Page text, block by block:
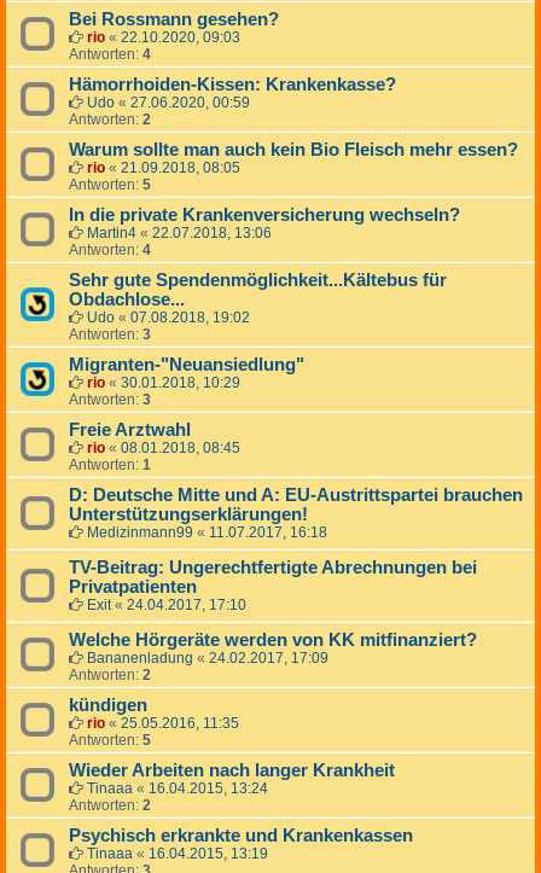
Bei Rossmann gesehen?
rio « 22.10.2020, 09:03
Antworten: 4
Hämorrhoiden-Kissen: Krankenkasse?
Udo « 27.06.2020, 00:59
Antworten: 2
Warum sollte man auch kein Bio Fleisch mehr essen?
rio « 21.09.2018, 08:05
Antworten: 5
In die private Krankenversicherung wechseln?
Martin4 « 22.07.2018, 13:06
Antworten: 4
Sehr gute Spendenmöglichkeit...Kältebus für
Obdachlose...
Udo « 07.08.2018, 19:02
Antworten: 3
Migranten-"Neuansiedlung"
rio « 30.01.2018, 10:29
Antworten: 3
Freie Arztwahl
rio « 08.01.2018, 08:45
Antworten: 1
D: Deutsche Mitte und A: EU-Austrittspartei brauchen
Unterstützungserklärungen!
Medizinmann99 « 11.07.2017, 16:18
TV-Beitrag: Ungerechtfertigte Abrechnungen bei
Privatpatienten
Exit« 24.04.2017, 17:10
Welche Hörgeräte werden von KK mitfinanziert?
Bananenladung « 24.02.2017, 17:09
Antworten: 2
kündigen
rio « 25.05.2016, 11:35
Antworten: 5
Wieder Arbeiten nach langer Krankheit
Tinaaa « 16.04.2015, 13:24
Antworten: 2
Psychisch erkrankte und Krankenkassen
Tinaaa « 16.04.2015, 13:19